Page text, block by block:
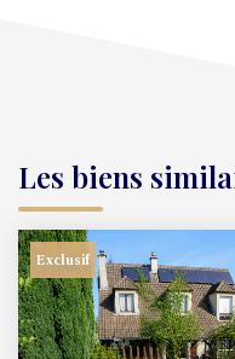
Les biens
Exclusif